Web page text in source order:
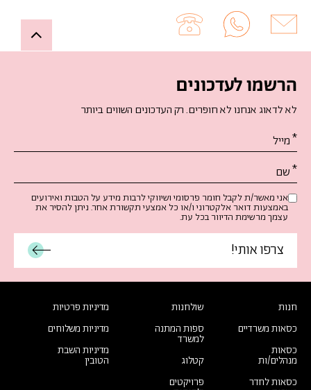
Up
הרשמו לעדכונים
לא לדאוג אנחנו לא חופרים. רק העדכונים השווים ביותר
אנא
מלאו
את
טופס
-
הרשמו
לעדכונים
אני מאשר/ת לקבל חומר פרסומי ושיווקי לרבות מידע על הטבות ואירועים
באמצעות דואר אלקטרוני ו/או כל אמצעי תקשורת אחר. ניתן להסיר את
עצמך מרשימת הדיוור בכל עת.
חנות
כסאות משרדיים
כסאות
מנהלים/ות
כסאות לחדר
שולחנות
ספות המתנה
למשרד
קטלוג
פרויקטים
מדיניות פרטיות
מדיניות משלוחים
מדיניות השבת
הטובין